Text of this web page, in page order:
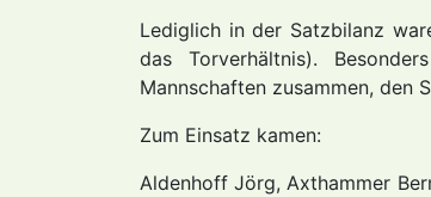
Lediglich in der Satzbilanz
das Torverhältnis).
Mannschaften zusammen, den
Zum Einsatz kamen:
Aldenhoff Jörg, Axthammer